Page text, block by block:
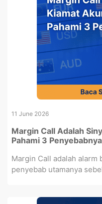
11 June 2026
Margin Call Adalah
Pahami 3
Margin Call adalah alarm
penyebab utamanya